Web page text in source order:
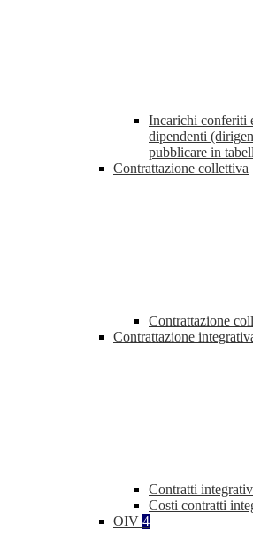
Incarichi conferiti
dipendenti
pubblicare in
Contrattazione collettiva
Contrattazione
Contrattazione
Contratti
Costi contratti
OIV 4